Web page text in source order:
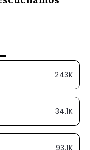
243K
34.1K